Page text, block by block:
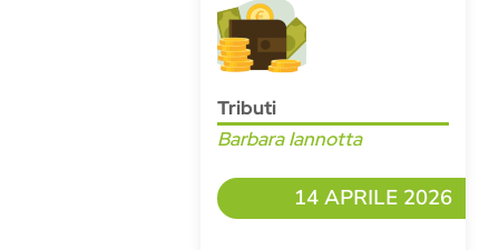
Tributi
Barbara Iannotta
14 APRILE 2026